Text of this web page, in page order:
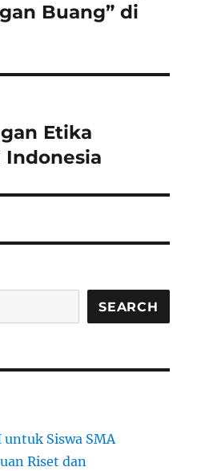
Buang” di
Etika
SEARCH
Siswa SMA
Riset dan